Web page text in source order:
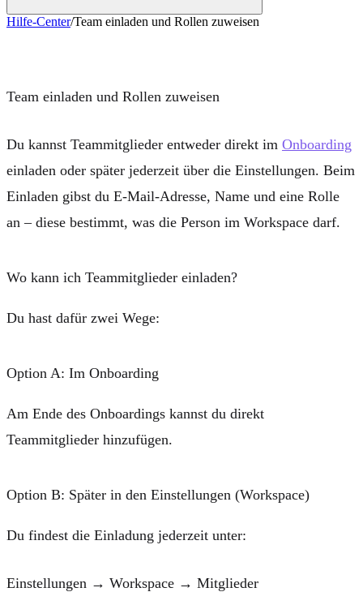
Hilfe-Center/Team einladen und Rollen zuweisen
Team einladen und Rollen zuweisen
Du kannst Teammitglieder entweder direkt im Onboarding
einladen oder später jederzeit über die Einstellungen. Beim
Einladen gibst du E-Mail-Adresse, Name und eine Rolle
an – diese bestimmt, was die Person im Workspace darf.
Wo kann ich Teammitglieder einladen?
Du hast dafür zwei Wege:
Option A: Im Onboarding
Am Ende des Onboardings kannst du direkt
Teammitglieder hinzufügen.
Option B: Später in den Einstellungen (Workspace)
Du findest die Einladung jederzeit unter:
Einstellungen → Workspace → Mitglieder